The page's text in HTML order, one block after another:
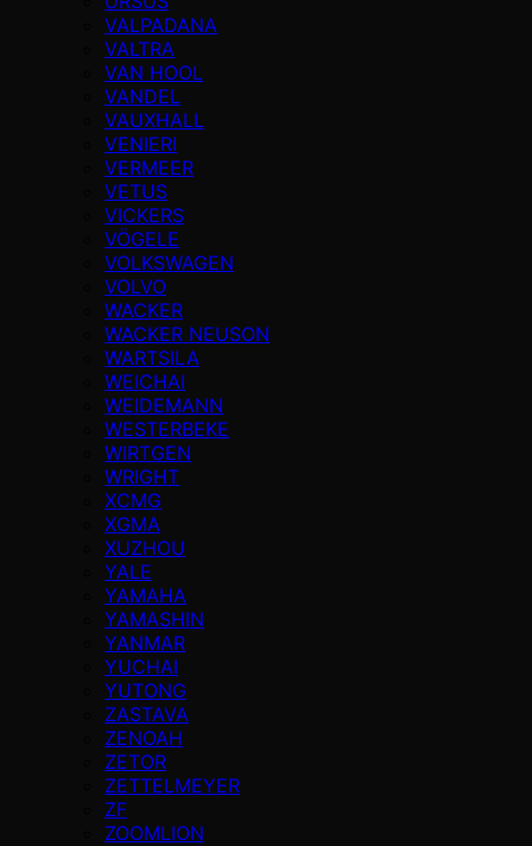
VALPADANA
VALTRA
VAN HOOL
VANDEL
VAUXHALL
VENIERI
VERMEER
VETUS
VICKERS
VÖGELE
VOLKSWAGEN
VOLVO
WACKER
WACKER NEUSON
WARTSILA
WEICHAI
WEIDEMANN
WESTERBEKE
WIRTGEN
WRIGHT
XCMG
XGMA
XUZHOU
YALE
YAMAHA
YAMASHIN
YANMAR
YUCHAI
YUTONG
ZASTAVA
ZENOAH
ZETOR
ZETTELMEYER
ZF
ZOOMLION